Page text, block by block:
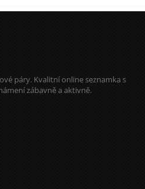
páry. Kvalitní online seznamka s
zábavně a aktivně.